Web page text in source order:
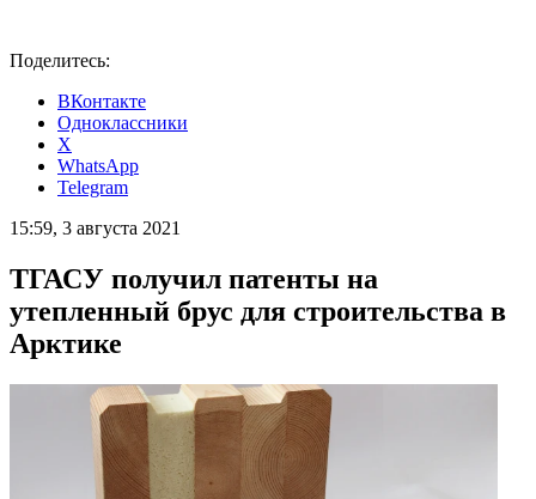
Поделитесь:
ВКонтакте
Одноклассники
X
WhatsApp
Telegram
15:59, 3 августа 2021
ТГАСУ получил патенты на
утепленный брус для строительства в
Арктике